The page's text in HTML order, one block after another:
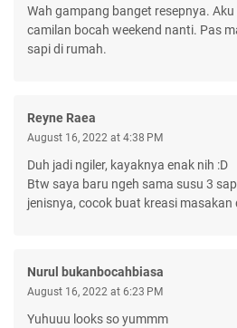
Wah gampang banget resepnya.
camilan bocah weekend nanti. Pas
sapi di rumah.
Reyne Raea
August 16, 2022 at 4:38 PM
Duh jadi ngiler, kayaknya enak nih :D
Btw saya baru ngeh sama susu 3
jenisnya, cocok buat kreasi masakan
Nurul bukanbocahbiasa
August 16, 2022 at 6:23 PM
Yuhuuu looks so yummm